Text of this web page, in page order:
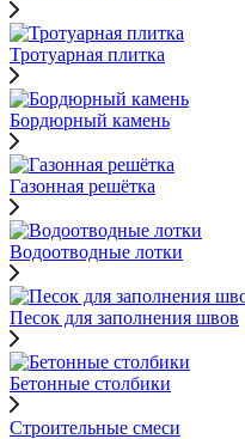
Тротуарная плитка
Бордюрный камень
Газонная решётка
Водоотводные лотки
Песок для заполнения швов
Бетонные столбики
Строительные смеси